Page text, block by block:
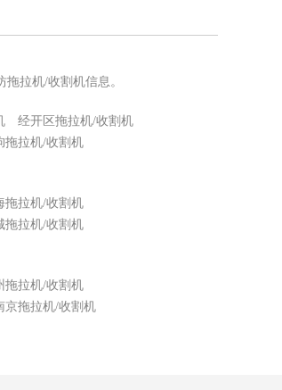
拉机/收割机信息。
经开区拖拉机/收割机
拖拉机/收割机
拖拉机/收割机
拖拉机/收割机
拖拉机/收割机
京拖拉机/收割机